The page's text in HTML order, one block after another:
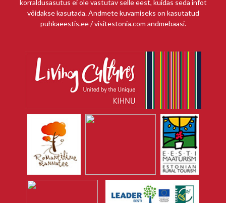
korraldusasutus ei ole vastutav selle eest, kuidas seda infot
võidakse kasutada. Andmete kuvamiseks on kasutatud
puhkaeestis.ee / visitestonia.com andmebaasi.